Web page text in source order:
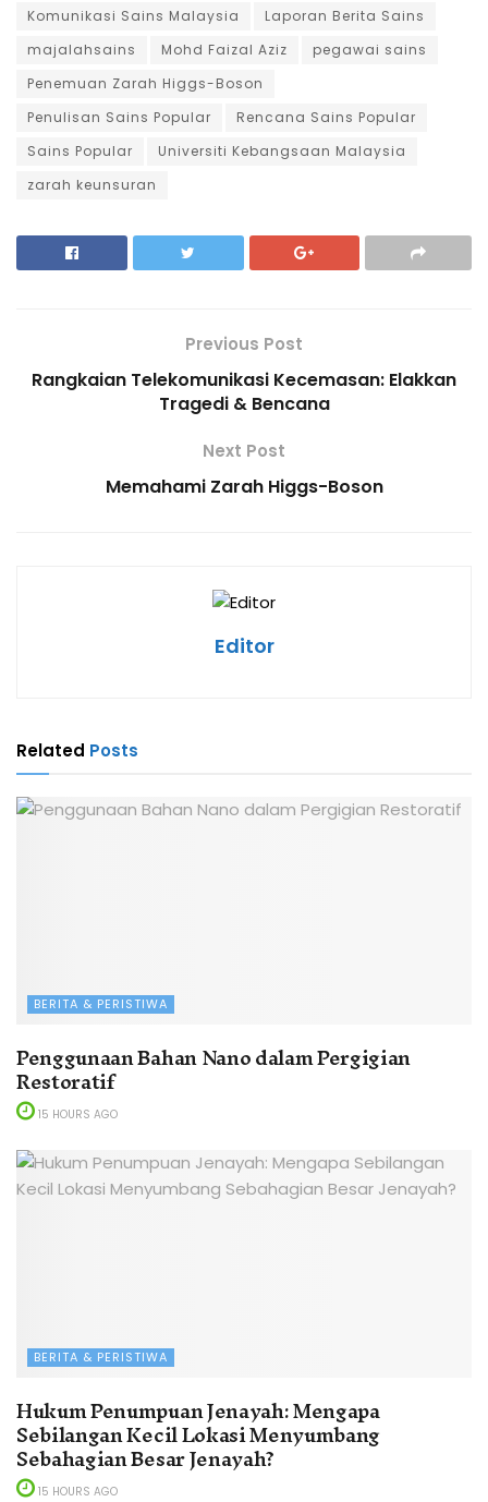
Komunikasi Sains Malaysia
Laporan Berita Sains
majalahsains
Mohd Faizal Aziz
pegawai sains
Penemuan Zarah Higgs-Boson
Penulisan Sains Popular
Rencana Sains Popular
Sains Popular
Universiti Kebangsaan Malaysia
zarah keunsuran
Previous Post
Rangkaian Telekomunikasi Kecemasan: Elakkan
Tragedi & Bencana
Next Post
Memahami Zarah Higgs-Boson
Editor
Related Posts
BERITA & PERISTIWA
Penggunaan Bahan Nano dalam Pergigian
Restoratif
15 HOURS AGO
BERITA & PERISTIWA
Hukum Penumpuan Jenayah: Mengapa
Sebilangan Kecil Lokasi Menyumbang
Sebahagian Besar Jenayah?
15 HOURS AGO